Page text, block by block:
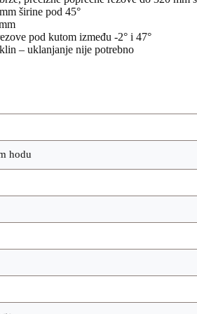
širine pod 45°
pod kutom između -2° i 47°
– uklanjanje nije potrebno
hodu